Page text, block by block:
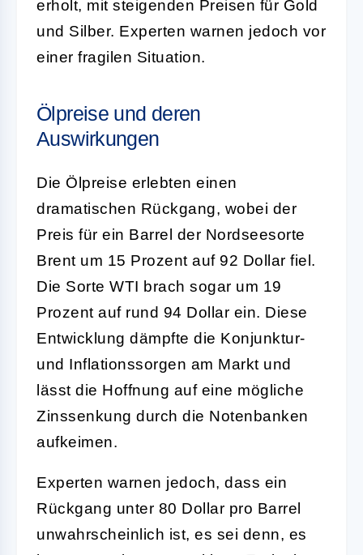
erholt, mit steigenden Preisen für Gold
und Silber. Experten warnen jedoch vor
einer fragilen Situation.
Ölpreise und deren
Auswirkungen
Die Ölpreise erlebten einen
dramatischen Rückgang, wobei der
Preis für ein Barrel der Nordseesorte
Brent um 15 Prozent auf 92 Dollar fiel.
Die Sorte WTI brach sogar um 19
Prozent auf rund 94 Dollar ein. Diese
Entwicklung dämpfte die Konjunktur-
und Inflationssorgen am Markt und
lässt die Hoffnung auf eine mögliche
Zinssenkung durch die Notenbanken
aufkeimen.
Experten warnen jedoch, dass ein
Rückgang unter 80 Dollar pro Barrel
unwahrscheinlich ist, es sei denn, es